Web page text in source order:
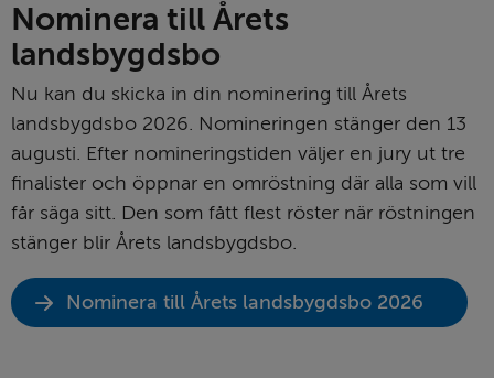
Nominera till Årets
landsbygdsbo
Nu kan du skicka in din nominering till Årets
landsbygdsbo 2026. Nomineringen stänger den 13
augusti. Efter nomineringstiden väljer en jury ut tre
finalister och öppnar en omröstning där alla som vill
får säga sitt. Den som fått flest röster när röstningen
stänger blir Årets landsbygdsbo.
Nominera till Årets landsbygdsbo 2026